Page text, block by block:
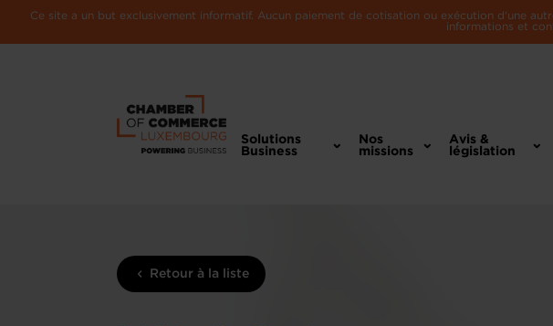
Ce site a un but exclusivement informatif. Aucun paiement de cotisation ou exécution d'une
informations et
Solutions
Business
Nos
missions
Avis &
législation
Retour à la liste